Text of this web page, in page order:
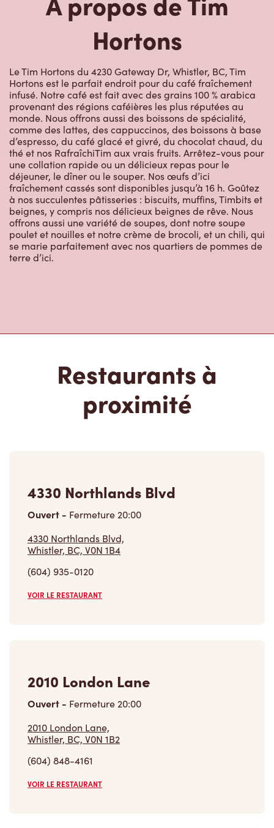
Hortons
Le Tim Hortons du 4230 Gateway Dr, Whistler, BC, Tim
Hortons est le parfait endroit pour du café fraîchement
infusé. Notre café est fait avec des grains 100 % arabica
provenant des régions caféières les plus réputées au
monde. Nous offrons aussi des boissons de spécialité,
comme des lattes, des cappuccinos, des boissons à base
d’espresso, du café glacé et givré, du chocolat chaud, du
thé et nos RafraîchiTim aux vrais fruits. Arrêtez-vous pour
une collation rapide ou un délicieux repas pour le
déjeuner, le dîner ou le souper. Nos œufs d’ici
fraîchement cassés sont disponibles jusqu’à 16 h. Goûtez
à nos succulentes pâtisseries : biscuits, muffins, Timbits et
beignes, y compris nos délicieux beignes de rêve. Nous
offrons aussi une variété de soupes, dont notre soupe
poulet et nouilles et notre crème de brocoli, et un chili, qui
se marie parfaitement avec nos quartiers de pommes de
terre d’ici.
proximité
Ouvert -Fermeture20:00
4330 Northlands Blvd,
Whistler, BC, V0N 1B4
(604) 935-0120
VOIR LE RESTAURANT
Ouvert -Fermeture 20:00
2010 London Lane,
Whistler, BC, V0N 1B2
(604) 848-4161
VOIR LE RESTAURANT